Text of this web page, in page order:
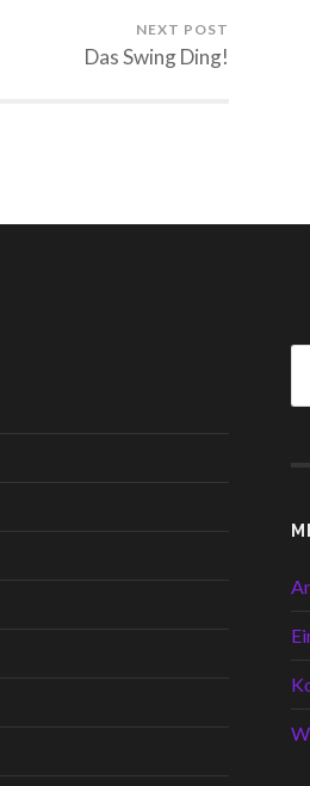
NEXT POST
Das Swing Ding!